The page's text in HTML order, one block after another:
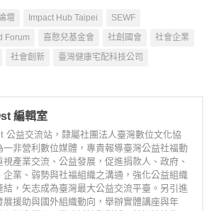
壇 Impact Hub Taipei
SEWF
Forum
喜憨兒基金會 社創國會
社會企業
社會創新 臺灣健康宅配科技公司
編輯室
公益交流站，隸屬社團法人臺灣數位文化協
一非營利數位媒體，專責報導臺灣公益社福動
視產業交流、公益發展，促進捐款人、政府、
企業、弱勢與社福組織之溝通，強化公益組織
結，矢志成為臺灣最大公益交流平臺。另引進
展援助與國外組織動向，舉辦實體講座與年